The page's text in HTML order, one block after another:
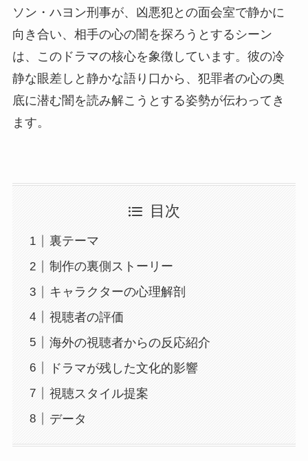
ソン・ハヨン刑事が、凶悪犯との面会室で静かに
向き合い、相手の心の闇を探ろうとするシーン
は、このドラマの核心を象徴しています。彼の冷
静な眼差しと静かな語り口から、犯罪者の心の奥
底に潜む闇を読み解こうとする姿勢が伝わってき
ます。
目次
裏テーマ
制作の裏側ストーリー
キャラクターの心理解剖
視聴者の評価
海外の視聴者からの反応紹介
ドラマが残した文化的影響
視聴スタイル提案
データ